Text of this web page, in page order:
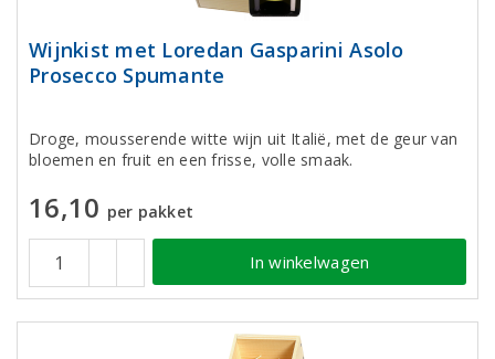
Wijnkist met Loredan Gasparini Asolo
Prosecco Spumante
Droge, mousserende witte wijn uit Italië, met de geur van
bloemen en fruit en een frisse, volle smaak.
16,10 per pakket
In winkelwagen